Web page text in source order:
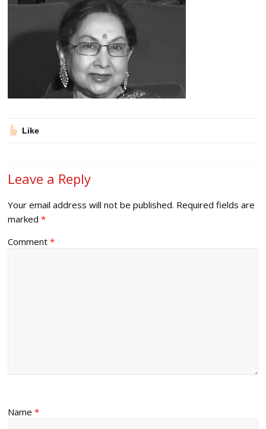
Like
Leave a Reply
Your email address will not be published. Required fields are
marked*
Comment*
Name*